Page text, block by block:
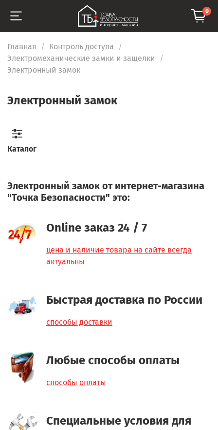
0
Главная
Контроль доступа
Электромеханические замки и защелки
Электронный замок
Электронный замок
Электронный замок от интернет-магазина
"Точка Безопасности" это:
Online заказ 24 / 7
цена и наличие товара на сайте всегда
актуальны
Быстрая доставка по России
способы доставки
Любые способы оплаты
способы оплаты
Специальные условия для
Каталог